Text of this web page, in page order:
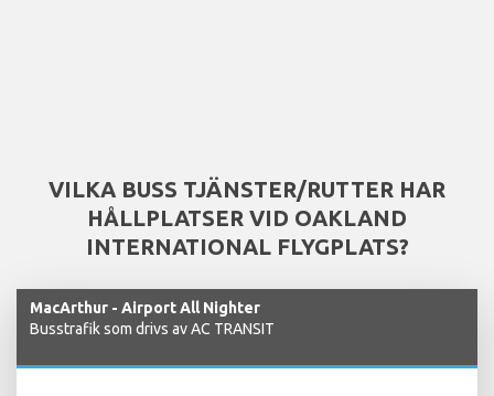
VILKA BUSS TJÄNSTER/RUTTER HAR
HÅLLPLATSER VID OAKLAND
INTERNATIONAL FLYGPLATS?
MacArthur - Airport All Nighter
Busstrafik som drivs av AC TRANSIT